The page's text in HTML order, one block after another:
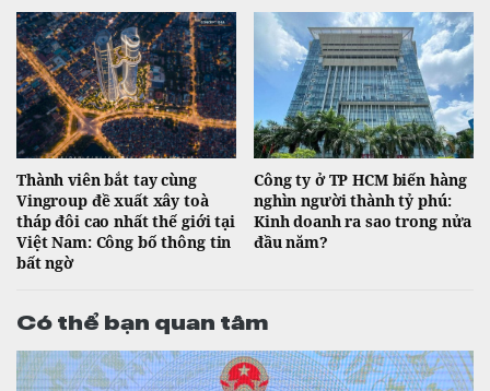
Thành viên bắt tay cùng
Vingroup đề xuất xây toà
tháp đôi cao nhất thế giới tại
Việt Nam: Công bố thông tin
bất ngờ
Công ty ở TP HCM biến hàng
nghìn người thành tỷ phú:
Kinh doanh ra sao trong nửa
đầu năm?
Có thể bạn quan tâm